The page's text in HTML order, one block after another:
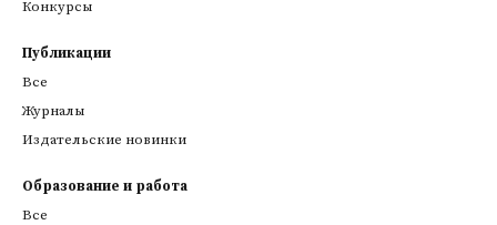
Конкурсы
Публикации
Все
Журналы
Издательские новинки
Образование и работа
Все